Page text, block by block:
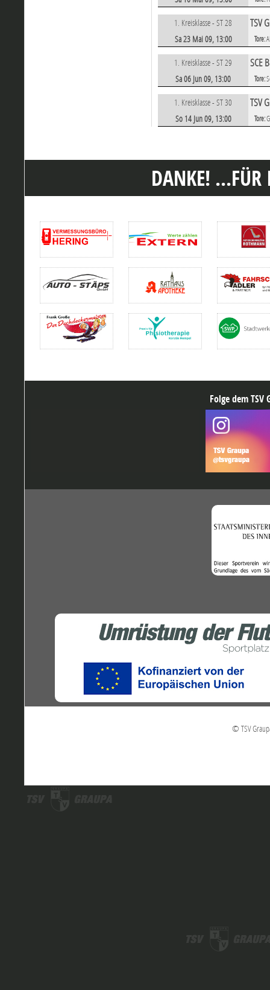
1. Kreisklasse - ST 28 TSV
Sa 23 Mai 09, 13:00 Tore:
1. Kreisklasse - ST 29 SCE
Sa 06 Jun 09, 13:00 Tore:
1. Kreisklasse - ST 30 TSV
So 14 Jun 09, 13:00 Tore:
DANKE! ...FÜR
Folge dem
© TSV